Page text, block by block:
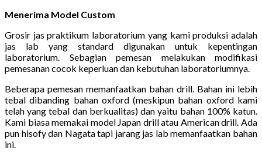
Menerima Model Custom
Grosir jas praktikum laboratorium yang kami produksi adalah
jas lab yang standard digunakan untuk kepentingan
laboratorium. Sebagian pemesan melakukan modifikasi
pemesanan cocok keperluan dan kebutuhan laboratoriumnya.
Beberapa pemesan memanfaatkan bahan drill. Bahan ini lebih
tebal dibanding bahan oxford (meskipun bahan oxford kami
telah yang tebal dan berkualitas) dan yaitu bahan 100% katun.
Kami biasa memakai model Japan drill atau American drill. Ada
pun hisofy dan Nagata tapi jarang jas lab memanfaatkan bahan
ini.